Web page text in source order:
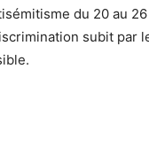
du 20 au
subit par